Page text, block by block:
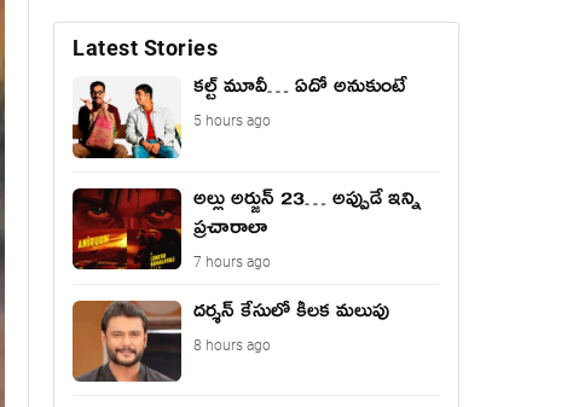
Latest Stories
కల్ట్ మూవీ… ఏదో అనుకుంటే
5 hours ago
అల్లు అర్జున్ 23… అప్పుడే ఇన్ని
ప్రచారాలా
7 hours ago
దర్శన్ కేసులో కీలక మలుపు
8 hours ago